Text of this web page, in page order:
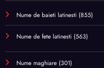
Nume de baieti latinesti (855)
Nume de fete latinesti (563)
Nume maghiare (301)